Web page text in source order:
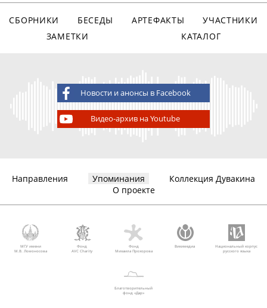
СБОРНИКИ БЕСЕДЫ АРТЕФАКТЫ
УЧАСТНИКИ
ЗАМЕТКИ
КАТАЛОГ
Новости и анонсы в Facebook
Видео-архив на Youtube
Направления Упоминания
Коллекция Дувакина
О проекте
МГУ имени
М.В. Ломоносова
Фонд
AVC Charity
Фонд
Михаила Прохорова
Викимедиа
Национальный корпус
русского языка
Благотворительный
фонд «Дар»